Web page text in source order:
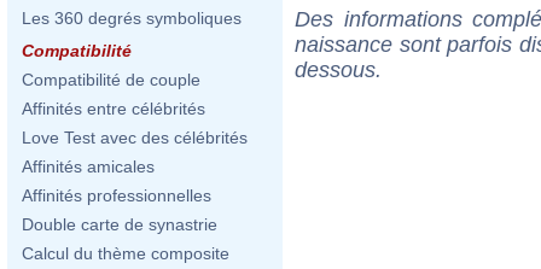
Les 360 degrés symboliques
Compatibilité
Compatibilité de couple
Affinités entre célébrités
Love Test avec des célébrités
Affinités amicales
Affinités professionnelles
Double carte de synastrie
Calcul du thème composite
Des informations
naissance sont parfois
dessous.